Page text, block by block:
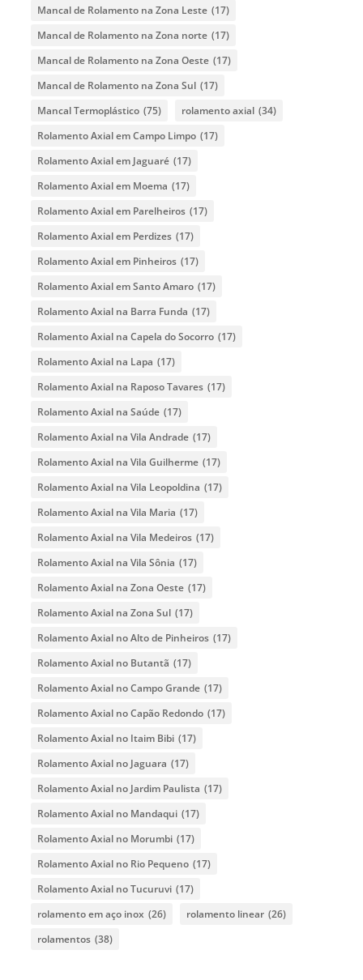
Mancal de Rolamento na Zona Leste (17)
Mancal de Rolamento na Zona norte (17)
Mancal de Rolamento na Zona Oeste (17)
Mancal de Rolamento na Zona Sul (17)
Mancal Termoplástico (75) rolamento axial (34)
Rolamento Axial em Campo Limpo (17)
Rolamento Axial em Jaguaré (17)
Rolamento Axial em Moema (17)
Rolamento Axial em Parelheiros (17)
Rolamento Axial em Perdizes (17)
Rolamento Axial em Pinheiros (17)
Rolamento Axial em Santo Amaro (17)
Rolamento Axial na Barra Funda (17)
Rolamento Axial na Capela do Socorro (17)
Rolamento Axial na Lapa (17)
Rolamento Axial na Raposo Tavares (17)
Rolamento Axial na Saúde (17)
Rolamento Axial na Vila Andrade (17)
Rolamento Axial na Vila Guilherme (17)
Rolamento Axial na Vila Leopoldina (17)
Rolamento Axial na Vila Maria (17)
Rolamento Axial na Vila Medeiros (17)
Rolamento Axial na Vila Sônia (17)
Rolamento Axial na Zona Oeste (17)
Rolamento Axial na Zona Sul (17)
Rolamento Axial no Alto de Pinheiros (17)
Rolamento Axial no Butantã (17)
Rolamento Axial no Campo Grande (17)
Rolamento Axial no Capão Redondo (17)
Rolamento Axial no Itaim Bibi (17)
Rolamento Axial no Jaguara (17)
Rolamento Axial no Jardim Paulista (17)
Rolamento Axial no Mandaqui (17)
Rolamento Axial no Morumbi (17)
Rolamento Axial no Rio Pequeno (17)
Rolamento Axial no Tucuruvi (17)
rolamento em aço inox (26) rolamento linear (26)
rolamentos (38)